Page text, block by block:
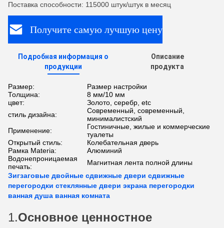
Поставка способности: 115000 штук/штук в месяц
Получите самую лучшую цену
Подробная информация о
продукции
Описание
продукта
Размер:
Размер настройки
Толщина:
8 мм/10 мм
цвет:
Золото, серебр, etc
стиль дизайна:
Современный, современный,
минималистский
Применение:
Гостиничные, жилые и коммерческие
туалеты
Открытый стиль:
Колебательная дверь
Рамка Materia:
Алюминий
Водонепроницаемая
печать:
Магнитная лента полной длины
Зигзаговые двойные сдвижные двери сдвижные
перегородки стеклянные двери экрана перегородки
ванная душа ванная комната
1.Основное ценностное